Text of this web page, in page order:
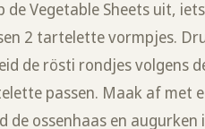
de Vegetable Sheets uit,
2 tartelette vormpjes.
de rösti rondjes volgens
passen. Maak af met
de ossenhaas en